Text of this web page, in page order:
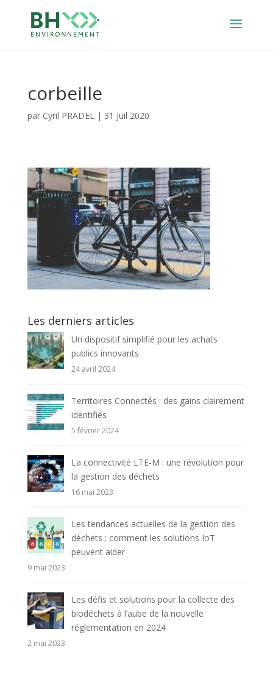
corbeille
par Cyril PRADEL| 31 Juil 2020
Les derniers articles
Un dispositif simplifié pour les achats
publics innovants
24 avril 2024
Territoires Connectés : des gains clairement
identifiés
5 février 2024
La connectivité LTE-M : une révolution pour
la gestion des déchets
16 mai 2023
Les tendances actuelles de la gestion des
déchets : comment les solutions IoT
peuvent aider
9 mai 2023
Les défis et solutions pour la collecte des
biodéchets à l’aube de la nouvelle
réglementation en 2024
2 mai 2023